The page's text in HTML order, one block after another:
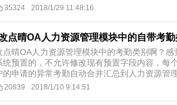
35324 2018/1/29 11:48:16
点晴OA人力资源管理模块中的自带考
点晴OA人力资源管理模块中的考勤类别啊？
统预置的，不允许修改现有预置字段内容，每
的申请的异常考勤自动合并汇总到人力资源管
20839 2018/1/10 9:14:51